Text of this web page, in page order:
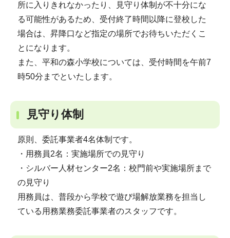
所に入りきれなかったり、見守り体制が不十分にな
る可能性があるため、受付終了時間以降に登校した
場合は、昇降口など指定の場所でお待ちいただくこ
とになります。
また、平和の森小学校については、受付時間を午前7
時50分までといたします。
見守り体制
原則、委託事業者4名体制です。
・用務員2名：実施場所での見守り
・シルバー人材センター2名：校門前や実施場所まで
の見守り
用務員は、普段から学校で遊び場解放業務を担当し
ている用務業務委託事業者のスタッフです。